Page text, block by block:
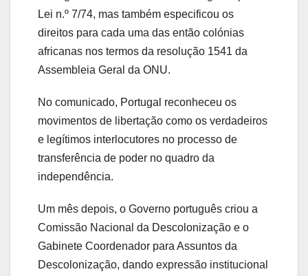
Lei n.º 7/74, mas também especificou os
direitos para cada uma das então colónias
africanas nos termos da resolução 1541 da
Assembleia Geral da ONU.
No comunicado, Portugal reconheceu os
movimentos de libertação como os verdadeiros
e legítimos interlocutores no processo de
transferência de poder no quadro da
independência.
Um mês depois, o Governo português criou a
Comissão Nacional da Descolonização e o
Gabinete Coordenador para Assuntos da
Descolonização, dando expressão institucional